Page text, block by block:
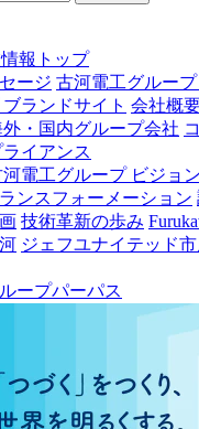
報トップ
ージ 古河電工グルー
ランドサイト 会社概
外・国内グループ会社
イアンス
電工グループ ビジョ
ンスフォーメーション
技術革新の歩み
ジェフユナイテッド
ープパーパス